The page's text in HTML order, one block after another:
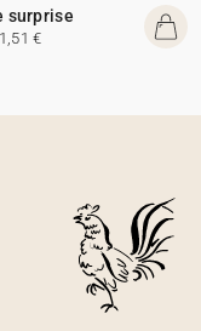
surprise
€